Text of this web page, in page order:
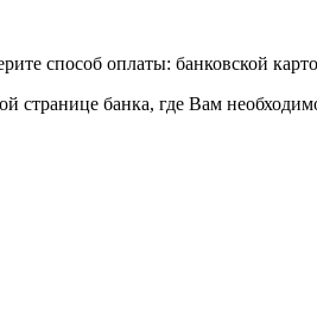
способ оплаты: банковской
странице банка, где Вам